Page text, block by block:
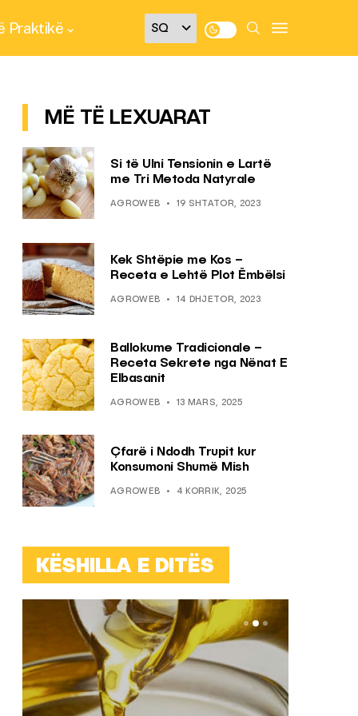
Praktikë
MË TË LEXUARAT
Si të Ulni Tensionin e Lartë
me Tri Metoda Natyrale
AGROWEB 19 SHTATOR, 2023
Kek Shtëpie me Kos –
Receta e Lehtë Plot Ëmbëlsi
AGROWEB 14 DHJETOR, 2023
Ballokume Tradicionale –
Receta Sekrete nga Nënat E
Elbasanit
AGROWEB 13 MARS, 2025
Çfarë i Ndodh Trupit kur
Konsumoni Shumë Mish
AGROWEB 4 KORRIK, 2025
KËSHILLA E DITËS